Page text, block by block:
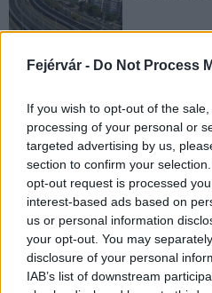
Fejérvár - Do Not Process
If you wish to opt-out of the
processing of your personal or
targeted advertising by us,
section to confirm your
opt-out request is processed
interest-based ads based on
us or personal information
your opt-out. You may
disclosure of your personal
IAB’s list of downstream
AJÁNLJUK MÉG
Aktuális